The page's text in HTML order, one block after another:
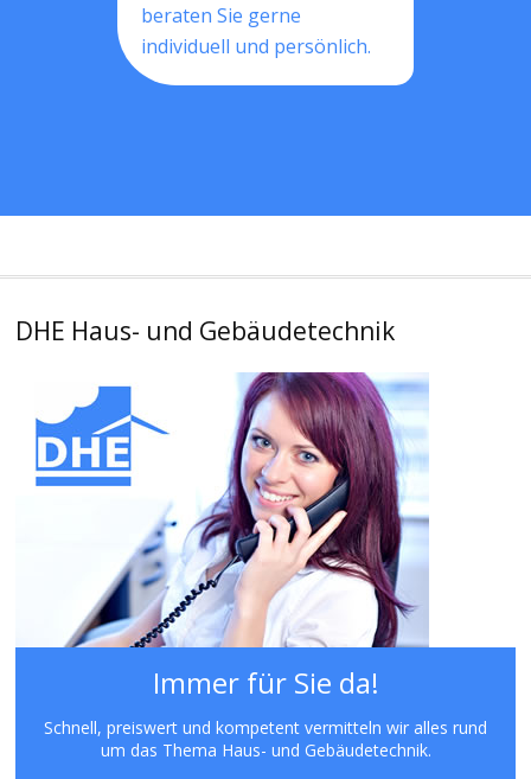
beraten Sie gerne
individuell und persönlich.
DHE Haus- und Gebäudetechnik
Immer für Sie da!
Schnell, preiswert und kompetent vermitteln wir alles rund
um das Thema Haus- und Gebäudetechnik.